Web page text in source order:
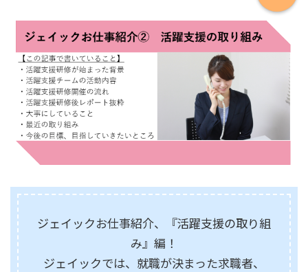
ジェイックお仕事紹介、『活躍支援の取り組
み』編！
ジェイックでは、就職が決まった求職者、